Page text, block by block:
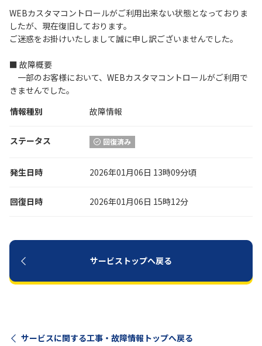
工事・故障情報
各種ダウンロード
お問い合わせ
履歴・お気に入り
お知らせ
NTTドコモビジネスのお客さ
工事・故障情報通知
WEBカスタマコントロールがご利用出来ない状態となっておりま
したが、現在復旧しております。
ご迷惑をお掛けいたしまして誠に申し訳ございませんでした。
■ 故障概要
一部のお客様において、WEBカスタマコントロールがご利用で
きませんでした。
情報種別
故障情報
ステータス 回復済み
発生日時 2026年01月06日 13時09分頃
回復日時 2026年01月06日 15時12分
サービストップへ戻る
サービスに関する工事・故障情報トップへ戻る